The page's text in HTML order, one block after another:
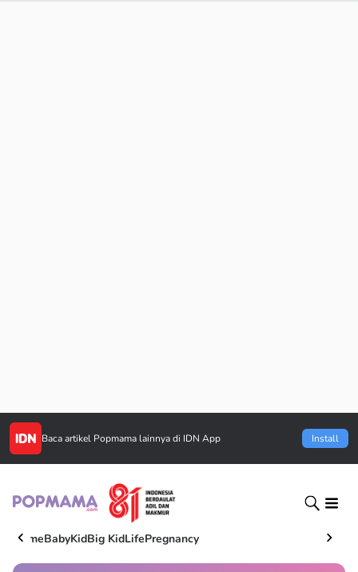
Baca artikel Popmama lainnya di IDN App Install
HomeBabyKidBig KidLifePregnancy